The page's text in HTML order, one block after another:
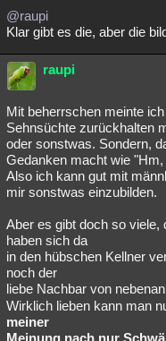
@raupi
Klar gibt es die, aber die
raupi
Mit beherrschen meinte
Sehnsüchte zurückhalten
oder sonstwas. Sondern,
Gedanken macht wie
Also ich kann gut mit
mir sonstwas einzubilden.
Aber es gibt doch so viele,
haben sich da
in den hübschen Kellner
noch der
liebe Nachbar von
Wirklich lieben kann man
meiner
Meinung nach nur